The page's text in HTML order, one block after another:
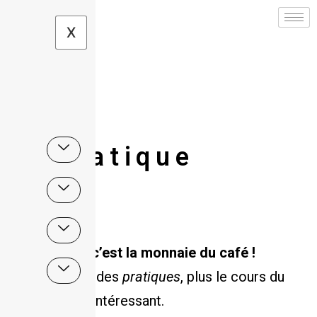
X
Le pratique
, c’est la monnaie du café !
Plus j’achète des pratiques, plus le cours du
est intéressant.